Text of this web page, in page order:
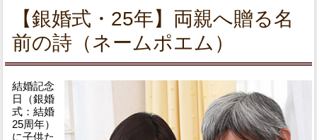
【銀婚式・25年】両親へ贈る名
前の詩（ネームポエム）
結婚記念
日（銀婚
式：結婚
25周年）
に子供た